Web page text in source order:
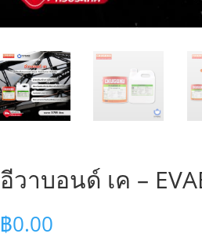
อีวาบอนด์ เค –
฿0.00